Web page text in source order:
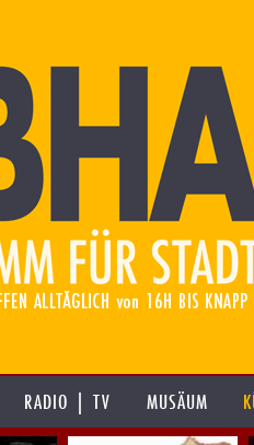
RADIO | TV MUSÄUM